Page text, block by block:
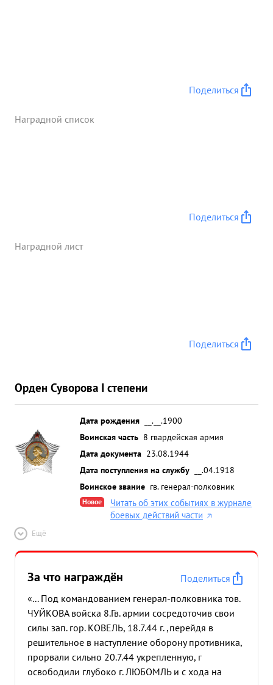
Поделиться
Наградной список
Поделиться
Наградной лист
Поделиться
Орден Суворова I степени
Дата рождения
__.__.1900
Воинская часть 8 гвардейская армия
Дата документа 23.08.1944
Дата поступления на службу
__.04.1918
Воинское звание гв. генерал-полковник
Новое
Читать об этих событиях в журнале
боевых действий части
Ещё
За что награждён
Поделиться
«... Под командованием генерал-полковника тов.
ЧУЙКОВА войска 8.Гв. армии сосредоточив свои
силы зап. гор. КОВЕЛЬ, 18.7.44 г. ,перейдя в
решительное в наступление оборону противника,
прорвали сильно 20.7.44 укрепленную, г
освободили глубоко г. ЛЮБОМЛЬ и с хода на